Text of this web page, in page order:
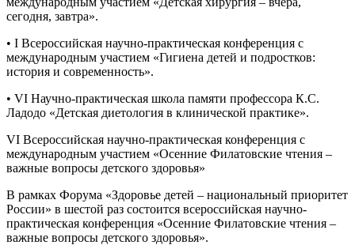
сегодня, завтра».
• I Всероссийская научно-практическая конференция с
международным участием «Гигиена детей и подростков:
история и современность».
• VI Научно-практическая школа памяти профессора К.С.
Ладодо «Детская диетология в клинической практике».
VI Всероссийская научно-практическая конференция с
международным участием «Осенние Филатовские чтения –
важные вопросы детского здоровья»
В рамках Форума «Здоровье детей – национальный приоритет
России» в шестой раз состоится всероссийская научно-
практическая конференция «Осенние Филатовские чтения –
важные вопросы детского здоровья».